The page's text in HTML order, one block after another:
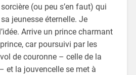
(ou peu s’en faut) qui
jeunesse éternelle. Je
Arrive un prince charmant
car poursuivi par les
de couronne – celle de la
et la jouvencelle se met à